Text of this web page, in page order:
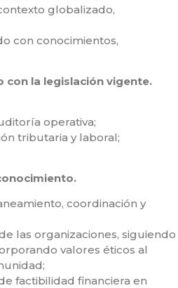
globalizado,
con conocimientos,
con la legislación vigente.
operativa;
tributaria y laboral;
coordinación y
las organizaciones, siguiendo
valores éticos al
factibilidad financiera en